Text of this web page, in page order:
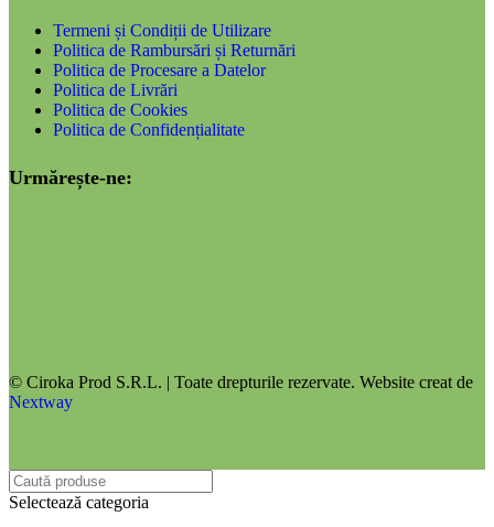
Termeni și Condiții de Utilizare
Politica de Rambursări și Returnări
Politica de Procesare a Datelor
Politica de Livrări
Politica de Cookies
Politica de Confidențialitate
Urmărește-ne:
© Ciroka Prod S.R.L. | Toate drepturile rezervate. Website creat de
Nextway
Selectează categoria